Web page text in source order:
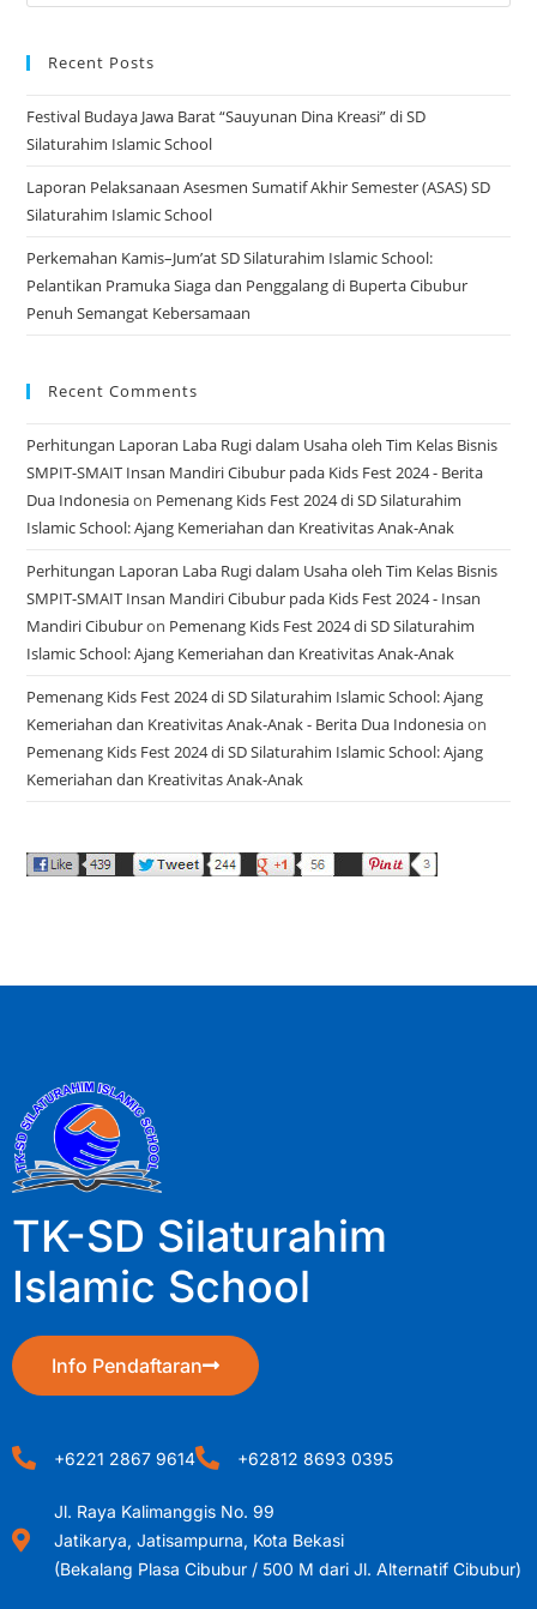
Recent Posts
Festival Budaya Jawa Barat “Sauyunan Dina Kreasi” di SD
Silaturahim Islamic School
Laporan Pelaksanaan Asesmen Sumatif Akhir Semester (ASAS) SD
Silaturahim Islamic School
Perkemahan Kamis–Jum’at SD Silaturahim Islamic School:
Pelantikan Pramuka Siaga dan Penggalang di Buperta Cibubur
Penuh Semangat Kebersamaan
Recent Comments
Perhitungan Laporan Laba Rugi dalam Usaha oleh Tim Kelas Bisnis
SMPIT-SMAIT Insan Mandiri Cibubur pada Kids Fest 2024 - Berita
Dua Indonesiaon Pemenang Kids Fest 2024 di SD Silaturahim
Islamic School: Ajang Kemeriahan dan Kreativitas Anak-Anak
Perhitungan Laporan Laba Rugi dalam Usaha oleh Tim Kelas Bisnis
SMPIT-SMAIT Insan Mandiri Cibubur pada Kids Fest 2024 - Insan
Mandiri Cibuburon Pemenang Kids Fest 2024 di SD Silaturahim
Islamic School: Ajang Kemeriahan dan Kreativitas Anak-Anak
Pemenang Kids Fest 2024 di SD Silaturahim Islamic School: Ajang
Kemeriahan dan Kreativitas Anak-Anak - Berita Dua Indonesiaon
Pemenang Kids Fest 2024 di SD Silaturahim Islamic School: Ajang
Kemeriahan dan Kreativitas Anak-Anak
TK-SD Silaturahim
Islamic School
Info Pendaftaran
+6221 2867 9614 +62812 8693 0395
Jl. Raya Kalimanggis No. 99
Jatikarya, Jatisampurna, Kota Bekasi
(Bekalang Plasa Cibubur / 500 M dari Jl. Alternatif Cibubur)